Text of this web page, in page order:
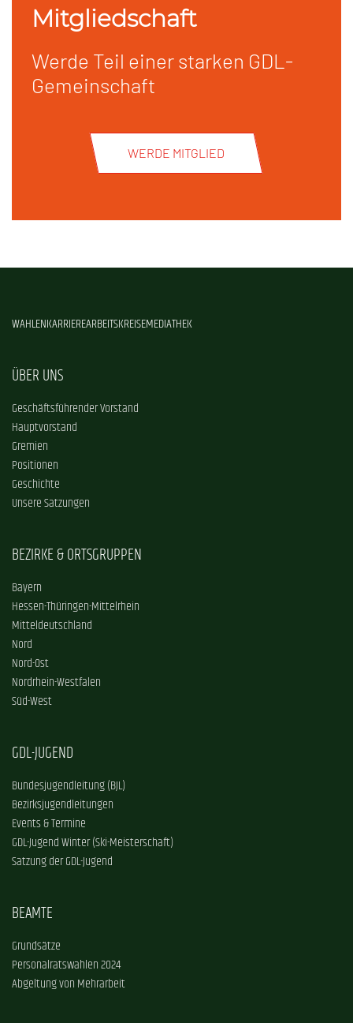
Mitgliedschaft
Werde Teil einer starken GDL-
Gemeinschaft
WERDE MITGLIED
WAHLENKARRIEREARBEITSKREISEMEDIATHEK
ÜBER UNS
Geschäftsführender Vorstand
Hauptvorstand
Gremien
Positionen
Geschichte
Unsere Satzungen
BEZIRKE & ORTSGRUPPEN
Bayern
Hessen-Thüringen-Mittelrhein
Mitteldeutschland
Nord
Nord-Ost
Nordrhein-Westfalen
Süd-West
GDL-JUGEND
Bundesjugendleitung (BJL)
Bezirksjugendleitungen
Events & Termine
GDL-Jugend Winter (Ski-Meisterschaft)
Satzung der GDL-Jugend
BEAMTE
Grundsätze
Personalratswahlen 2024
Abgeltung von Mehrarbeit